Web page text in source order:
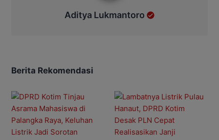
Aditya Lukmantoro
Berita Rekomendasi